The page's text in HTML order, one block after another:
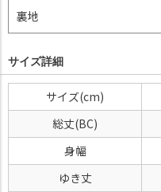
裏地
サイズ詳細
サイズ(cm)
総丈(BC)
身幅
ゆき丈